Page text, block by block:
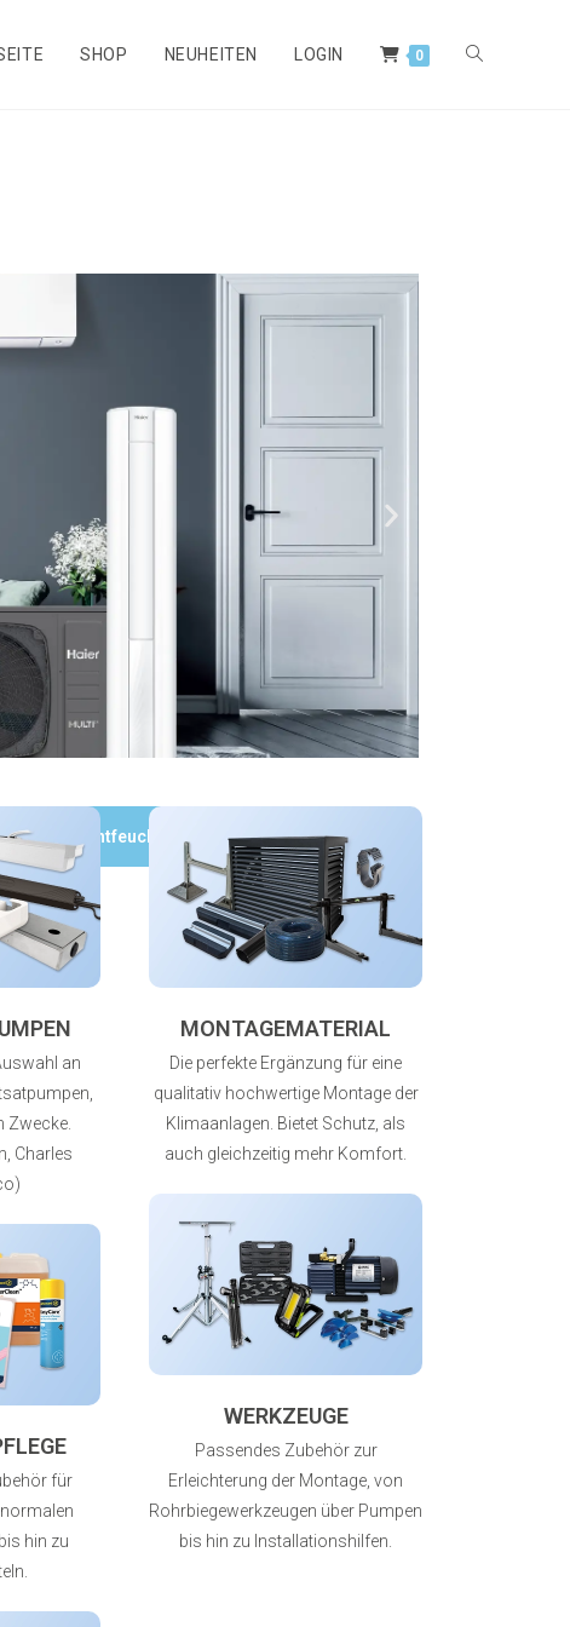
SHOP NEUHEITEN LOGIN 0
Luftentfeuchter
an
Zwecke.
Charles
für
hin zu
MONTAGEMATERIAL
Die perfekte Ergänzung für eine
qualitativ hochwertige Montage der
Klimaanlagen. Bietet Schutz, als
auch gleichzeitig mehr Komfort.
WERKZEUGE
Passendes Zubehör zur
Erleichterung der Montage, von
Rohrbiegewerkzeugen über Pumpen
bis hin zu Installationshilfen.